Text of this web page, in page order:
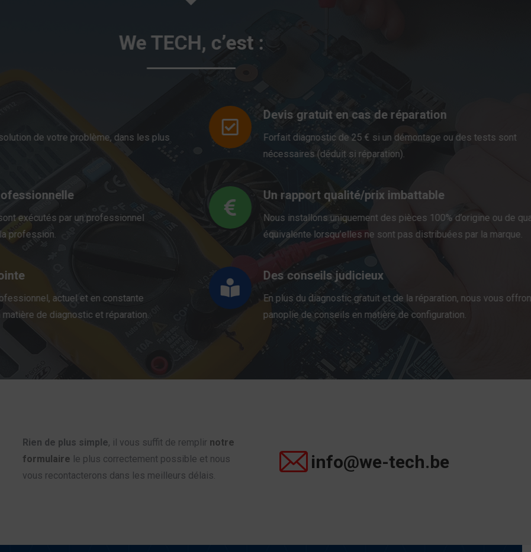
We TECH, c’est :
de votre problème, dans les plus
Devis gratuit en cas de réparation
Forfait diagnostic de 25 € si un démontage ou des tests sont
nécessaires (déduit si réparation).
exécutés par un professionnel
profession.
Un rapport qualité/prix imbattable
Nous installons uniquement des pièces 100% d’origine ou de
équivalente lorsqu’elles ne sont pas distribuées par la marque.
actuel et en constante
de diagnostic et réparation.
Des conseils judicieux
En plus du diagnostic gratuit et de la réparation, nous vous
panoplie de conseils en matière de configuration.
Rien de plus simple, il vous suffit de remplir notre
formulaire le plus correctement possible et nous
vous recontacterons dans les meilleurs délais.
info@we-tech.be